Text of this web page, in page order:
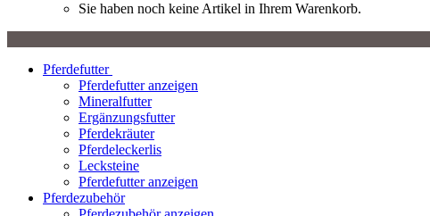
Sie haben noch keine Artikel in Ihrem Warenkorb.
Pferdefutter
Pferdefutter anzeigen
Mineralfutter
Ergänzungsfutter
Pferdekräuter
Pferdeleckerlis
Lecksteine
Pferdefutter anzeigen
Pferdezubehör